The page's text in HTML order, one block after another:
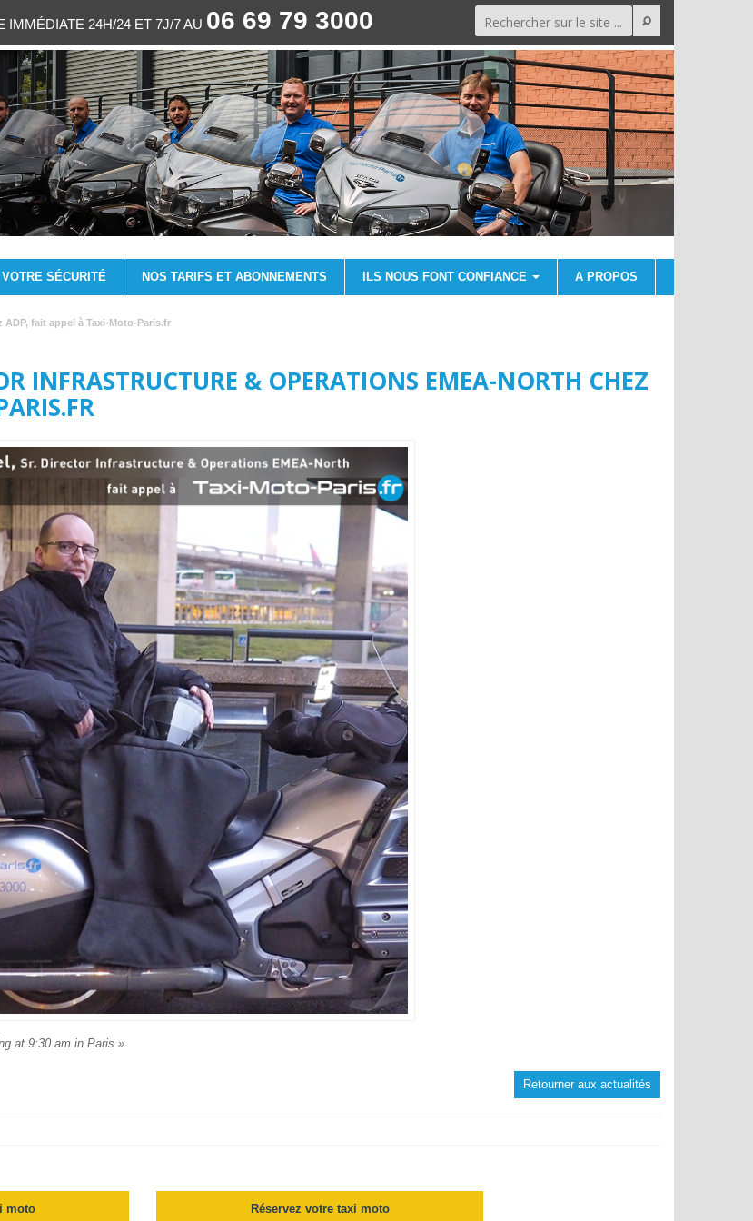
24H/24 ET 7J/7 AU 06 69 79 3000
VOTRE SÉCURITÉ NOS TARIFS ET ABONNEMENTS ILS NOUS FONT CONFIANCE A PROPOS
fait appel à Taxi-Moto-Paris.fr
INFRASTRUCTURE & OPERATIONS EMEA-NORTH CHEZ
at 9:30 am in Paris »
Retourner aux actualités
moto
Réservez votre taxi moto